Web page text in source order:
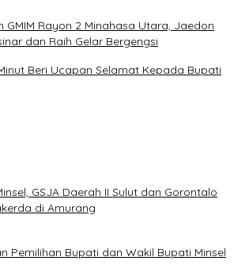
GMIM Rayon 2 Minahasa Utara, Jaedon
dan Raih Gelar Bergengsi
Beri Ucapan Selamat Kepada Bupati
GSJA Daerah II Sulut dan Gorontalo
di Amurang
Pemilihan Bupati dan Wakil Bupati Minsel